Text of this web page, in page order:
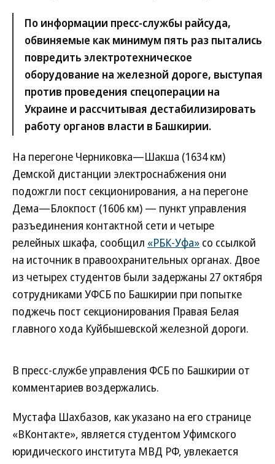
По информации пресс-службы райсуда,
обвиняемые как минимум пять раз пытались
повредить электротехническое
оборудование на железной дороге, выступая
против проведения спецоперации на
Украине и рассчитывая дестабилизировать
работу органов власти в Башкирии.
На перегоне Черниковка—Шакша (1634 км)
Демской дистанции электроснабжения они
подожгли пост секционирования, а на перегоне
Дема—Блокпост (1606 км) — пункт управления
разъединения контактной сети и четыре
релейных шкафа, сообщил «РБК-Уфа» со ссылкой
на источник в правоохранительных органах. Двое
из четырех студентов были задержаны 27 октября
сотрудниками УФСБ по Башкирии при попытке
поджечь пост секционирования Правая Белая
главного хода Куйбышевской железной дороги.
В пресс-службе управления ФСБ по Башкирии от
комментариев воздержались.
Мустафа Шахбазов, как указано на его странице
«ВКонтакте», является студентом Уфимского
юридического института МВД РФ, увлекается